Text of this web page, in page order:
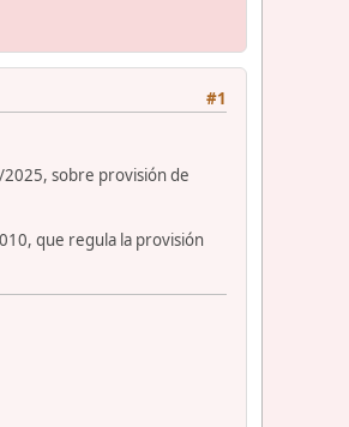
#1
2025, sobre provisión de
que regula la provisión